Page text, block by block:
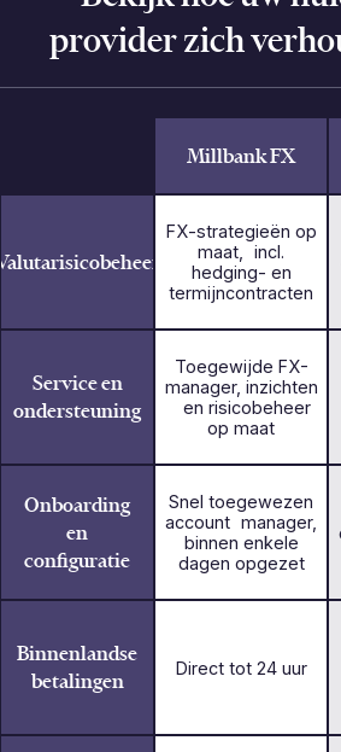
provider zich
Millbank FX
FX-strategieën op
maat, incl.
hedging- en
termijncontracten
Service en
ondersteuning
Toegewijde FX-
manager, inzichten
en risicobeheer
op maat
Onboarding
en
configuratie
Snel toegewezen
account manager,
binnen enkele
dagen opgezet
Binnenlandse
betalingen
Direct tot 24 uur